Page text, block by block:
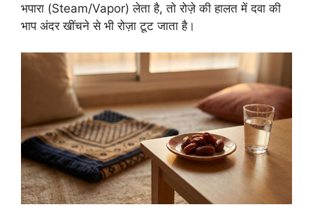
भपारा (Steam/Vapor) लेता है, तो रोज़े की हालत में दवा की
भाप अंदर खींचने से भी रोज़ा टूट जाता है।